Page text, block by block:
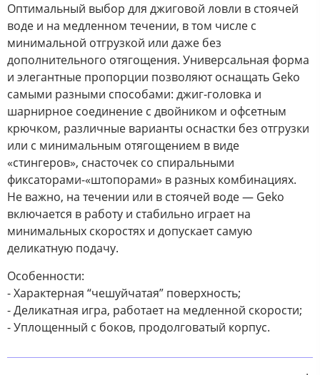
Оптимальный выбор для джиговой ловли в стоячей
воде и на медленном течении, в том числе с
минимальной отгрузкой или даже без
дополнительного отягощения. Универсальная форма
и элегантные пропорции позволяют оснащать Geko
самыми разными способами: джиг-головка и
шарнирное соединение с двойником и офсетным
крючком, различные варианты оснастки без отгрузки
или с минимальным отягощением в виде
«стингеров», снасточек со спиральными
фиксаторами-«штопорами» в разных комбинациях.
Не важно, на течении или в стоячей воде — Geko
включается в работу и стабильно играет на
минимальных скоростях и допускает самую
деликатную подачу.
Особенности:
- Характерная “чешуйчатая” поверхность;
- Деликатная игра, работает на медленной скорости;
- Уплощенный с боков, продолговатый корпус.